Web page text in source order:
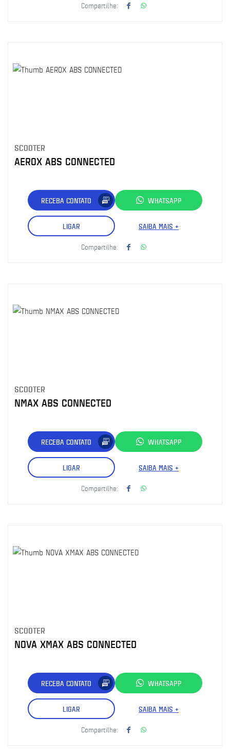
Compartilhe:
SCOOTER
AEROX ABS CONNECTED
RECEBA CONTATO WHATSAPP
LIGAR SAIBA MAIS +
Compartilhe:
SCOOTER
NMAX ABS CONNECTED
RECEBA CONTATO WHATSAPP
LIGAR SAIBA MAIS +
Compartilhe:
SCOOTER
NOVA XMAX ABS CONNECTED
RECEBA CONTATO WHATSAPP
LIGAR SAIBA MAIS +
Compartilhe: